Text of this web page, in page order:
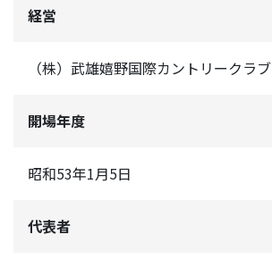
経営
（株）武雄嬉野国際カントリークラブ
開場年度
昭和53年1月5日
代表者